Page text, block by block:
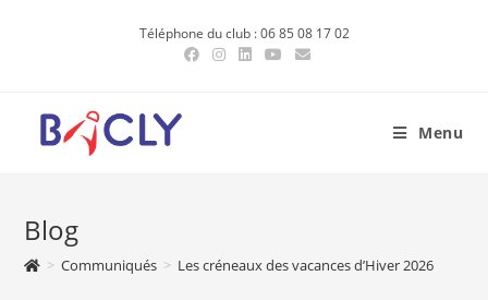
Téléphone du club : 06 85 08 17 02
Menu
Blog
> Communiqués > Les créneaux des vacances d’Hiver 2026